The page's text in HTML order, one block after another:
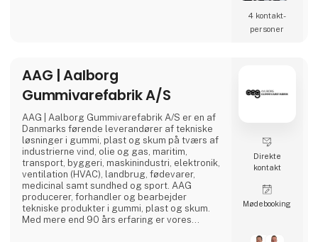
4 kontakt­
personer
AAG | Aalborg
Gummivarefabrik A/S
AAG | Aalborg Gummivarefabrik A/S er en af
Danmarks førende leverandører af tekniske
løsninger i gummi, plast og skum på tværs af
industrierne vind, olie og gas, maritim,
transport, byggeri, maskinindustri, elektronik,
ventilation (HVAC), landbrug, fødevarer,
medicinal samt sundhed og sport. AAG
producerer, forhandler og bearbejder
tekniske produkter i gummi, plast og skum.
Med mere end 90 års erfaring er vores
Direkte
kontakt
Møde­booking